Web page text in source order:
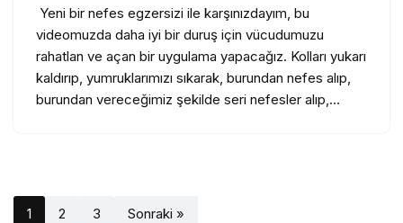
Yeni bir nefes egzersizi ile karşınızdayım, bu
videomuzda daha iyi bir duruş için vücudumuzu
rahatlan ve açan bir uygulama yapacağız. Kolları yukarı
kaldırıp, yumruklarımızı sıkarak, burundan nefes alıp,
burundan vereceğimiz şekilde seri nefesler alıp,…
1 2 3 Sonraki »